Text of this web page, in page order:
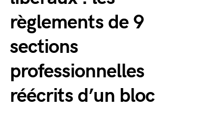
règlements de 9
sections
professionnelles
réécrits d’un bloc